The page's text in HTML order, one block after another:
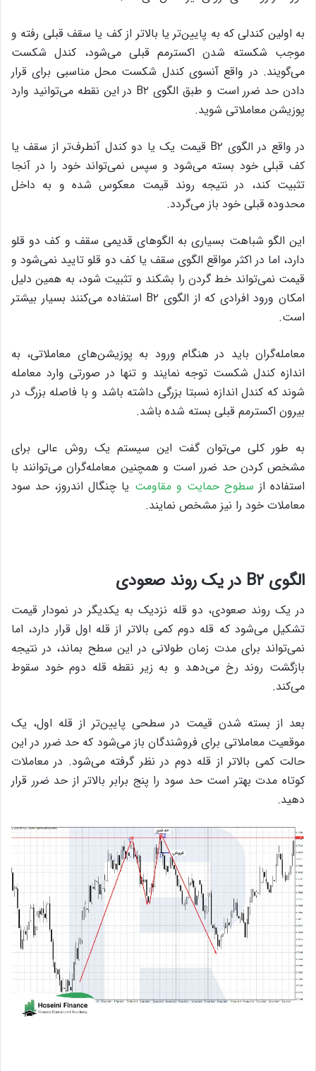
به اولین کندلی که به پایین‌تر یا بالاتر از کف یا سقف قبلی رفته و
موجب شکسته شدن اکسترمم قبلی می‌شود، کندل شکست
می‌گویند. در واقع آنسوی کندل شکست محل مناسبی برای قرار
دادن حد ضرر است و طبق الگوی B۲ در این نقطه می‌توانید وارد
پوزیشن معاملاتی شوید.
در واقع در الگوی B۲‌ قیمت یک یا دو کندل آنطرف‌تر از سقف یا
کف قبلی خود بسته می‌شود و سپس نمی‌تواند خود را در آنجا
تثبیت کند، در نتیجه روند قیمت معکوس شده و به داخل
محدوده قبلی خود باز می‌گردد.
این الگو شباهت بسیاری به الگوهای قدیمی سقف و کف دو قلو
دارد، اما در اکثر مواقع الگوی سقف یا کف دو قلو تایید نمی‌شود و
قیمت نمی‌تواند خط گردن را بشکند و تثبیت شود، به همین دلیل
امکان ورود افرادی که از الگوی B۲ استفاده می‌کنند بسیار بیشتر
است.
معامله‌گران باید در هنگام ورود به پوزیشن‌های معاملاتی، به
اندازه کندل شکست توجه نمایند و تنها در صورتی وارد معامله
شوند که کندل اندازه نسبتا بزرگی داشته باشد و با فاصله بزرگ در
بیرون اکسترمم قبلی بسته شده باشد.
به طور کلی می‌توان گفت این سیستم یک روش عالی برای
مشخص کردن حد ضرر است و همچنین معامله‌گران می‌توانند با
استفاده از سطوح حمایت و مقاومت یا چنگال اندروز، حد سود
معاملات خود را نیز مشخص نمایند.
الگوی B۲ در یک روند صعودی
در یک روند صعودی، دو قله نزدیک به یکدیگر در نمودار قیمت
تشکیل می‌شود که قله دوم کمی بالاتر از قله اول قرار دارد، اما
نمی‌تواند برای مدت زمان طولانی در این سطح بماند، در نتیجه
بازگشت روند رخ می‌دهد و به زیر نقطه قله دوم خود سقوط
می‌کند.
بعد از بسته شدن قیمت در سطحی پایین‌تر از قله اول، یک
موقعیت معاملاتی برای فروشندگان باز می‌شود که حد ضرر در این
حالت کمی بالاتر از قله دوم در نظر گرفته می‌شود. در معاملات
کوتاه مدت بهتر است حد سود را پنج برابر بالاتر از حد ضرر قرار
دهید.